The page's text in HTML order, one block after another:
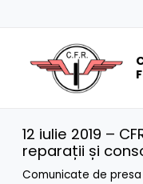
12 iulie 2019 –
reparații și
Comunicate de presa